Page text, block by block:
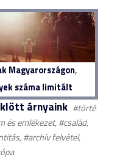
Magyarországon,
száma limitált
árnyaink #törté
és emlékezet, #család,
#archív felvétel,